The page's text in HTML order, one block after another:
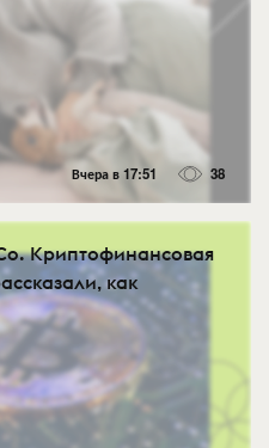
Вчера в 17:51 38
Криптофинансовая
как